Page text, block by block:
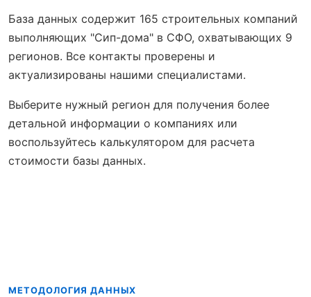
База данных содержит 165 строительных компаний
выполняющих "Сип-дома" в СФО, охватывающих 9
регионов. Все контакты проверены и
актуализированы нашими специалистами.
Выберите нужный регион для получения более
детальной информации о компаниях или
воспользуйтесь калькулятором для расчета
стоимости базы данных.
МЕТОДОЛОГИЯ ДАННЫХ